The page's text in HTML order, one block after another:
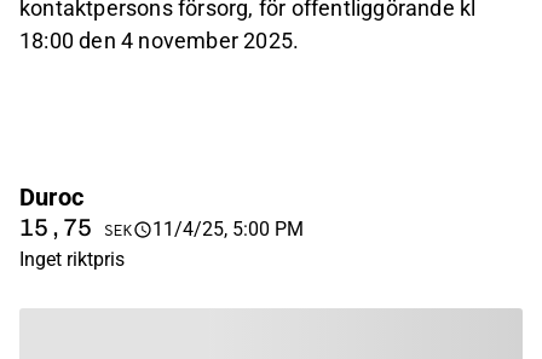
kontaktpersons försorg, för offentliggörande kl
18:00 den 4 november 2025.
Duroc
15,75 SEK
11/4/25, 5:00 PM
Inget riktpris